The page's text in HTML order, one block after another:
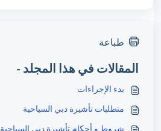
طباعة
المقالات في هذا المجلد -
بدء الإجراءات
متطلبات تأشيرة دبي السياحية
شروط و أحكام تأشيرة دبي السياحية